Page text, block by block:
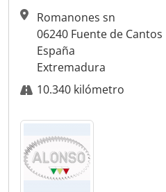
Romanones sn
06240 Fuente de Cantos
España
Extremadura
10.340 kilómetro